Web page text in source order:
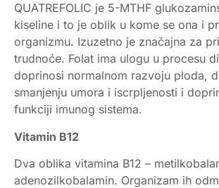
QUATREFOLIC je 5-MTHF
kiseline i to je oblik u kome se ona i
organizmu. Izuzetno je značajna za
trudnoće. Folat ima ulogu u procesu
doprinosi normalnom razvoju ploda,
smanjenju umora i iscrpljenosti i
funkciji imunog sistema.
Vitamin B12
Dva oblika vitamina B12 –
adenozilkobalamin. Organizam ih